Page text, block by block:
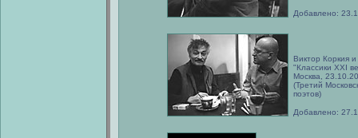
Добавлено:
Виктор Коркия
"Классики XXI
Москва,
(Третий
поэтов)
Добавлено: